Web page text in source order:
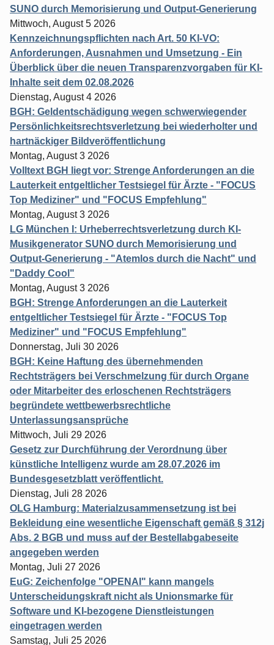
SUNO durch Memorisierung und Output-Generierung
Mittwoch, August 5 2026
Kennzeichnungspflichten nach Art. 50 KI-VO:
Anforderungen, Ausnahmen und Umsetzung - Ein
Überblick über die neuen Transparenzvorgaben für KI-
Inhalte seit dem 02.08.2026
Dienstag, August 4 2026
BGH: Geldentschädigung wegen schwerwiegender
Persönlichkeitsrechtsverletzung bei wiederholter und
hartnäckiger Bildveröffentlichung
Montag, August 3 2026
Volltext BGH liegt vor: Strenge Anforderungen an die
Lauterkeit entgeltlicher Testsiegel für Ärzte - "FOCUS
Top Mediziner" und "FOCUS Empfehlung"
Montag, August 3 2026
LG München I: Urheberrechtsverletzung durch KI-
Musikgenerator SUNO durch Memorisierung und
Output-Generierung - "Atemlos durch die Nacht" und
"Daddy Cool"
Montag, August 3 2026
BGH: Strenge Anforderungen an die Lauterkeit
entgeltlicher Testsiegel für Ärzte - "FOCUS Top
Mediziner" und "FOCUS Empfehlung"
Donnerstag, Juli 30 2026
BGH: Keine Haftung des übernehmenden
Rechtsträgers bei Verschmelzung für durch Organe
oder Mitarbeiter des erloschenen Rechtsträgers
begründete wettbewerbsrechtliche
Unterlassungsansprüche
Mittwoch, Juli 29 2026
Gesetz zur Durchführung der Verordnung über
künstliche Intelligenz wurde am 28.07.2026 im
Bundesgesetzblatt veröffentlicht.
Dienstag, Juli 28 2026
OLG Hamburg: Materialzusammensetzung ist bei
Bekleidung eine wesentliche Eigenschaft gemäß § 312j
Abs. 2 BGB und muss auf der Bestellabgabeseite
angegeben werden
Montag, Juli 27 2026
EuG: Zeichenfolge "OPENAI" kann mangels
Unterscheidungskraft nicht als Unionsmarke für
Software und KI-bezogene Dienstleistungen
eingetragen werden
Samstag, Juli 25 2026